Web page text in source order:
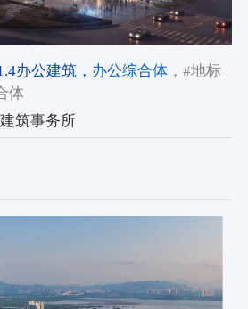
办公建筑，办公综合体，#地标
体
筑事务所